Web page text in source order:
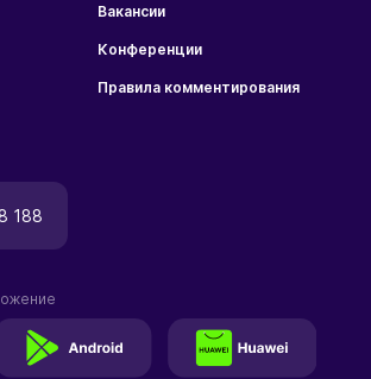
Вакансии
Конференции
Правила комментирования
188